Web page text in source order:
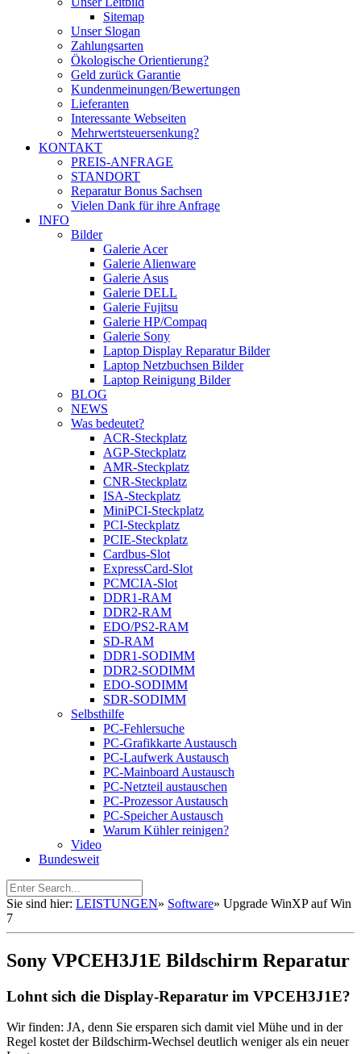
Sitemap
Unser Slogan
Zahlungsarten
Ökologische Orientierung?
Geld zurück Garantie
Kundenmeinungen/Bewertungen
Lieferanten
Interessante Webseiten
Mehrwertsteuersenkung?
KONTAKT
PREIS-ANFRAGE
STANDORT
Reparatur Bonus Sachsen
Vielen Dank für ihre Anfrage
INFO
Bilder
Galerie Acer
Galerie Alienware
Galerie Asus
Galerie DELL
Galerie Fujitsu
Galerie HP/Compaq
Galerie Sony
Laptop Display Reparatur Bilder
Laptop Netzbuchsen Bilder
Laptop Reinigung Bilder
BLOG
NEWS
Was bedeutet?
ACR-Steckplatz
AGP-Steckplatz
AMR-Steckplatz
CNR-Steckplatz
ISA-Steckplatz
MiniPCI-Steckplatz
PCI-Steckplatz
PCIE-Steckplatz
Cardbus-Slot
ExpressCard-Slot
PCMCIA-Slot
DDR1-RAM
DDR2-RAM
EDO/PS2-RAM
SD-RAM
DDR1-SODIMM
DDR2-SODIMM
EDO-SODIMM
SDR-SODIMM
Selbsthilfe
PC-Fehlersuche
PC-Grafikkarte Austausch
PC-Laufwerk Austausch
PC-Mainboard Austausch
PC-Netzteil austauschen
PC-Prozessor Austausch
PC-Speicher Austausch
Warum Kühler reinigen?
Video
Bundesweit
Sie sind hier: LEISTUNGEN» Software» Upgrade WinXP auf Win
7
Sony VPCEH3J1E Bildschirm Reparatur
Lohnt sich die Display-Reparatur im VPCEH3J1E?
Wir finden: JA, denn Sie ersparen sich damit viel Mühe und in der
Regel kostet der Bildschirm-Wechsel deutlich weniger als ein neuer